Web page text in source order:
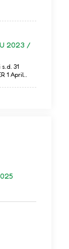
2023 /
31
1 April..